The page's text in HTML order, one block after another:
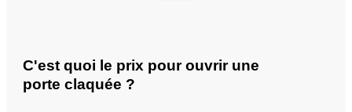
C'est quoi le prix pour ouvrir une
porte claquée ?